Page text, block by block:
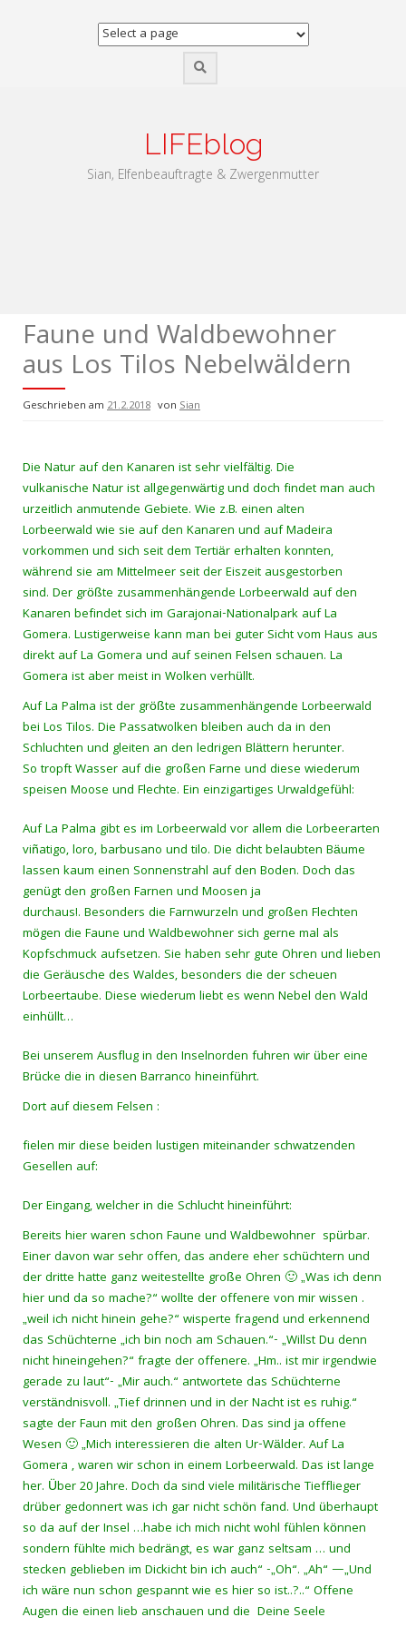
LIFEblog
Sian, Elfenbeauftragte & Zwergenmutter
Faune und Waldbewohner
aus Los Tilos Nebelwäldern
Geschrieben am 21.2.2018 von Sian
Die Natur auf den Kanaren ist sehr vielfältig. Die
vulkanische Natur ist allgegenwärtig und doch findet man auch
urzeitlich anmutende Gebiete. Wie z.B. einen alten
Lorbeerwald wie sie auf den Kanaren und auf Madeira
vorkommen und sich seit dem Tertiär erhalten konnten,
während sie am Mittelmeer seit der Eiszeit ausgestorben
sind. Der größte zusammenhängende Lorbeerwald auf den
Kanaren befindet sich im Garajonai-Nationalpark auf La
Gomera. Lustigerweise kann man bei guter Sicht vom Haus aus
direkt auf La Gomera und auf seinen Felsen schauen. La
Gomera ist aber meist in Wolken verhüllt.
Auf La Palma ist der größte zusammenhängende Lorbeerwald
bei Los Tilos. Die Passatwolken bleiben auch da in den
Schluchten und gleiten an den ledrigen Blättern herunter.
So tropft Wasser auf die großen Farne und diese wiederum
speisen Moose und Flechte. Ein einzigartiges Urwaldgefühl:
Auf La Palma gibt es im Lorbeerwald vor allem die Lorbeerarten
viñatigo, loro, barbusano und tilo. Die dicht belaubten Bäume
lassen kaum einen Sonnenstrahl auf den Boden. Doch das
genügt den großen Farnen und Moosen ja
durchaus!. Besonders die Farnwurzeln und großen Flechten
mögen die Faune und Waldbewohner sich gerne mal als
Kopfschmuck aufsetzen. Sie haben sehr gute Ohren und lieben
die Geräusche des Waldes, besonders die der scheuen
Lorbeertaube. Diese wiederum liebt es wenn Nebel den Wald
einhüllt…
Bei unserem Ausflug in den Inselnorden fuhren wir über eine
Brücke die in diesen Barranco hineinführt.
Dort auf diesem Felsen :
fielen mir diese beiden lustigen miteinander schwatzenden
Gesellen auf:
Der Eingang, welcher in die Schlucht hineinführt:
Bereits hier waren schon Faune und Waldbewohner spürbar.
Einer davon war sehr offen, das andere eher schüchtern und
der dritte hatte ganz weitestellte große Ohren 🙂 „Was ich denn
hier und da so mache?“ wollte der offenere von mir wissen .
„weil ich nicht hinein gehe?“ wisperte fragend und erkennend
das Schüchterne „ich bin noch am Schauen.“- „Willst Du denn
nicht hineingehen?“ fragte der offenere. „Hm.. ist mir irgendwie
gerade zu laut“- „Mir auch.“ antwortete das Schüchterne
verständnisvoll. „Tief drinnen und in der Nacht ist es ruhig.“
sagte der Faun mit den großen Ohren. Das sind ja offene
Wesen 🙂 „Mich interessieren die alten Ur-Wälder. Auf La
Gomera , waren wir schon in einem Lorbeerwald. Das ist lange
her. Über 20 Jahre. Doch da sind viele militärische Tiefflieger
drüber gedonnert was ich gar nicht schön fand. Und überhaupt
so da auf der Insel …habe ich mich nicht wohl fühlen können
sondern fühlte mich bedrängt, es war ganz seltsam … und
stecken geblieben im Dickicht bin ich auch“ -„Oh“. „Ah“ —„Und
ich wäre nun schon gespannt wie es hier so ist..?..“ Offene
Augen die einen lieb anschauen und die Deine Seele